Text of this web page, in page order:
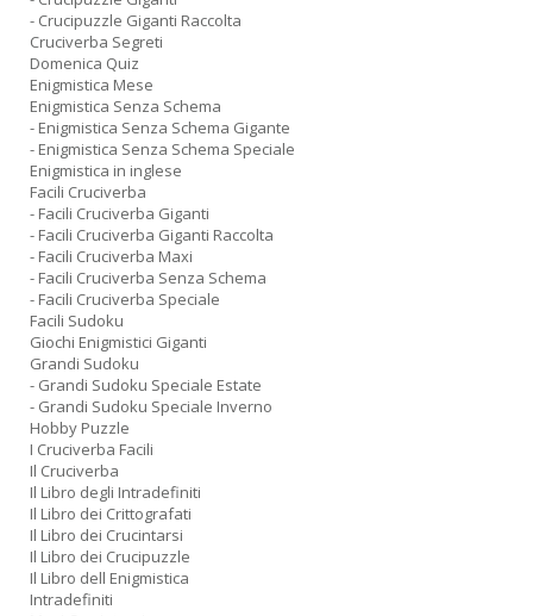
- Crucipuzzle Giganti Raccolta
Cruciverba Segreti
Domenica Quiz
Enigmistica Mese
Enigmistica Senza Schema
- Enigmistica Senza Schema Gigante
- Enigmistica Senza Schema Speciale
Enigmistica in inglese
Facili Cruciverba
- Facili Cruciverba Giganti
- Facili Cruciverba Giganti Raccolta
- Facili Cruciverba Maxi
- Facili Cruciverba Senza Schema
- Facili Cruciverba Speciale
Facili Sudoku
Giochi Enigmistici Giganti
Grandi Sudoku
- Grandi Sudoku Speciale Estate
- Grandi Sudoku Speciale Inverno
Hobby Puzzle
I Cruciverba Facili
Il Cruciverba
Il Libro degli Intradefiniti
Il Libro dei Crittografati
Il Libro dei Crucintarsi
Il Libro dei Crucipuzzle
Il Libro dell Enigmistica
Intradefiniti